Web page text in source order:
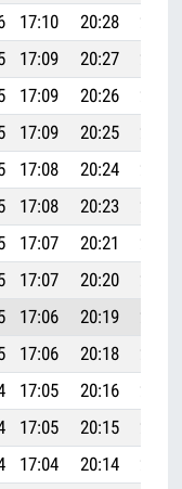
17:10 20:28
17:09 20:27
17:09 20:26
17:09 20:25
17:08 20:24
17:08 20:23
17:07 20:21
17:07 20:20
17:06 20:19
17:06 20:18
17:05 20:16
17:05 20:15
17:04 20:14